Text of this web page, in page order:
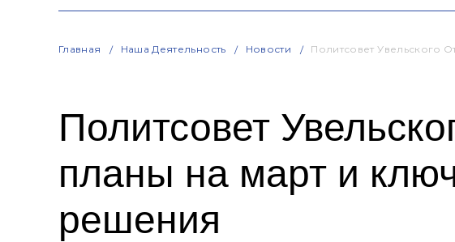
Главная Наша Деятельность Новости Политсовет Увельского
Политсовет
планы на март и
решения